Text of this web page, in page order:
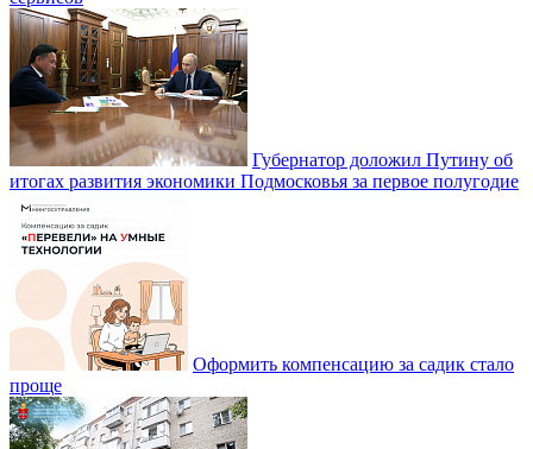
Губернатор доложил Путину об
итогах развития экономики Подмосковья за первое полугодие
Оформить компенсацию за садик стало
проще